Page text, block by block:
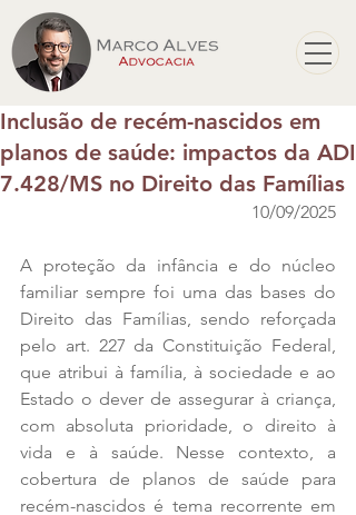
Inclusão de recém-nascidos em
planos de saúde: impactos da ADI
7.428/MS no Direito das Famílias
10/09/2025
A proteção da infância e do núcleo
familiar sempre foi uma das bases do
Direito das Famílias, sendo reforçada
pelo art. 227 da Constituição Federal,
que atribui à família, à sociedade e ao
Estado o dever de assegurar à criança,
com absoluta prioridade, o direito à
vida e à saúde. Nesse contexto, a
cobertura de planos de saúde para
recém-nascidos é tema recorrente em